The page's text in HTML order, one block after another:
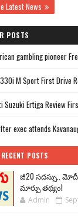
Latest News
POSTS
gambling pioneer
M Sport First Drive
Suzuki Ertiga Review
exec attends
RECENT POSTS
జీ20 సదస్సు.. మోదీ
మార్పు తథ్యం!
Admin